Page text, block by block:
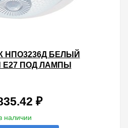
НПО3236Д БЕЛЫЙ
Е27 ПОД ЛАМПЫ
₽
наличии